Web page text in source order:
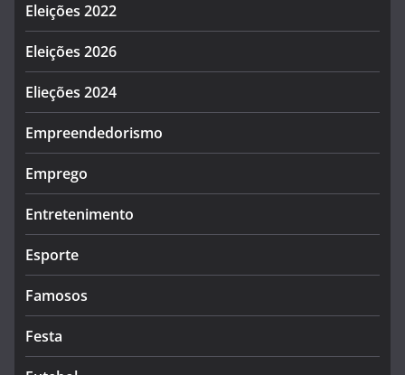
Eleições 2022
Eleições 2026
Elieções 2024
Empreendedorismo
Emprego
Entretenimento
Esporte
Famosos
Festa